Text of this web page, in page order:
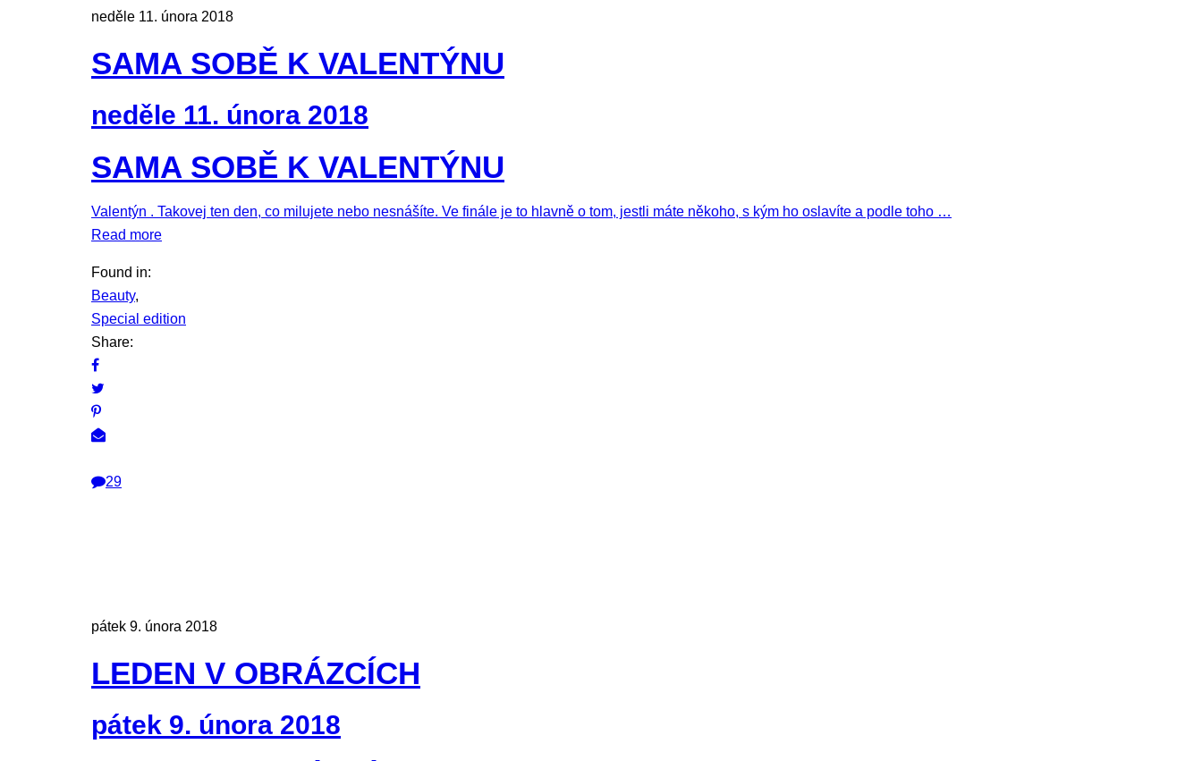
neděle 11. února 2018
SAMA SOBĚ K VALENTÝNU
neděle 11. února 2018
SAMA SOBĚ K VALENTÝNU
Valentýn . Takovej ten den, co milujete nebo nesnášíte. Ve finále je to hlavně o tom, jestli máte někoho, s kým ho oslavíte a podle toho …
Read more
Found in:
Beauty,
Special edition
Share:
29
pátek 9. února 2018
LEDEN V OBRÁZCÍCH
pátek 9. února 2018